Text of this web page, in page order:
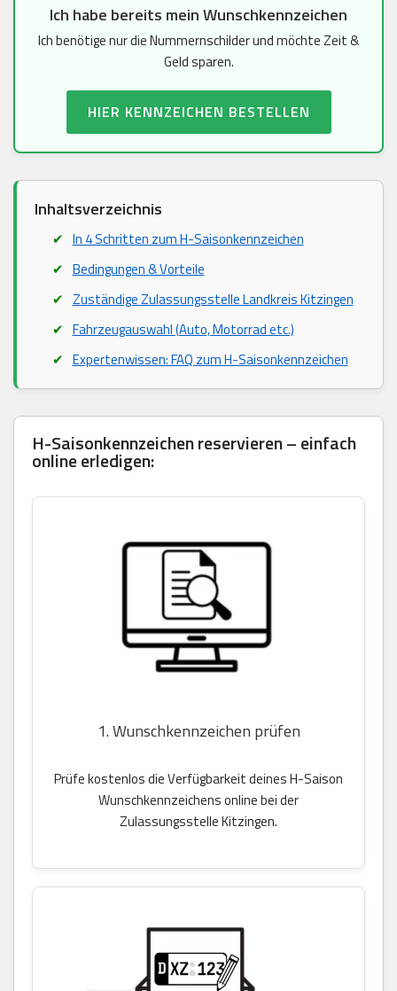
Ich habe bereits mein Wunschkennzeichen
Ich benötige nur die Nummernschilder und möchte Zeit &
Geld sparen.
HIER KENNZEICHEN BESTELLEN
Inhaltsverzeichnis
In 4 Schritten zum H-Saisonkennzeichen
Bedingungen & Vorteile
Zuständige Zulassungsstelle Landkreis Kitzingen
Fahrzeugauswahl (Auto, Motorrad etc.)
Expertenwissen: FAQ zum H-Saisonkennzeichen
H-Saisonkennzeichen reservieren – einfach
online erledigen:
1. Wunschkennzeichen prüfen
Prüfe kostenlos die Verfügbarkeit deines H-Saison
Wunschkennzeichens online bei der
Zulassungsstelle Kitzingen.